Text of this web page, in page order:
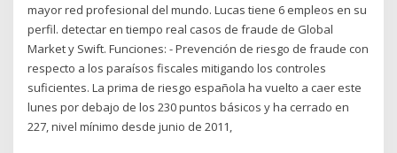
mayor red profesional del mundo. Lucas tiene 6 empleos en su
perfil. detectar en tiempo real casos de fraude de Global
Market y Swift. Funciones: - Prevención de riesgo de fraude con
respecto a los paraísos fiscales mitigando los controles
suficientes. La prima de riesgo española ha vuelto a caer este
lunes por debajo de los 230 puntos básicos y ha cerrado en
227, nivel mínimo desde junio de 2011,